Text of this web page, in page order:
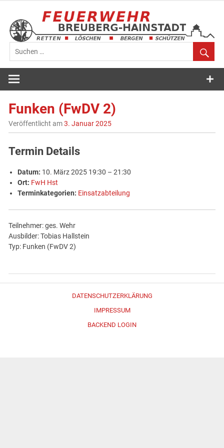
springen
Feuerwehr
Breuberg-
Funken (FwDV 2)
Veröffentlicht am3. Januar 2025
Termin Details
Datum: 10. März 2025 19:30 –21:30
Ort: FwH Hst
Terminkategorien: Einsatzabteilung
Teilnehmer: ges. Wehr
Ausbilder: Tobias Hallstein
Typ: Funken (FwDV 2)
DATENSCHUTZERKLÄRUNG
IMPRESSUM
BACKEND LOGIN